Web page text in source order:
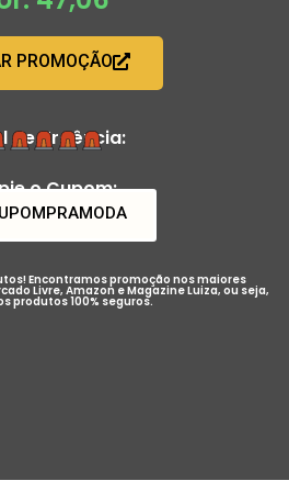
PROMOÇÃO
de Urgência:
o Cupom:
Encontramos promoção nos maiores
Livre, Amazon e Magazine Luiza, ou seja,
produtos 100% seguros.